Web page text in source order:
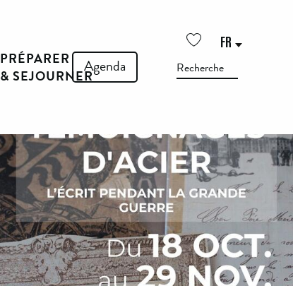
Agenda Voir les favoris
FR
PRÉPARER
& SEJOURNER